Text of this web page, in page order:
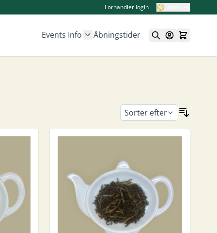
Forhandler login
Events Info
Åbningstider
Sorter efter